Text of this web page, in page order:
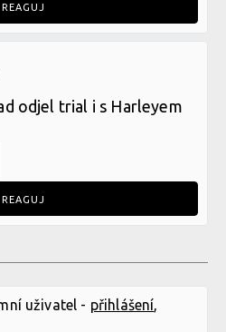
REAGUJ
odjel trial i s Harleyem
REAGUJ
uživatel - přihlášení